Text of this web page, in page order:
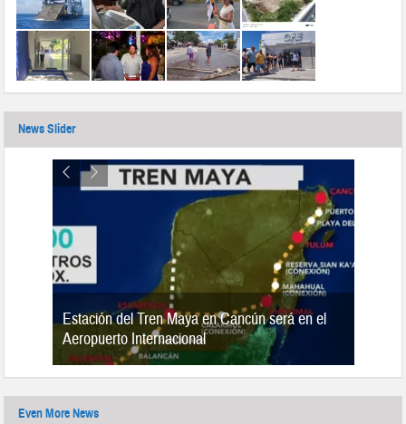
News Slider
Estación del Tren Maya en Cancún será en el
Aeropuerto Internacional
Even More News